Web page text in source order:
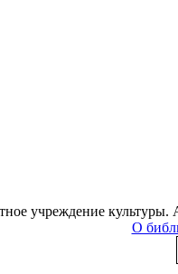
учреждение культуры.
О